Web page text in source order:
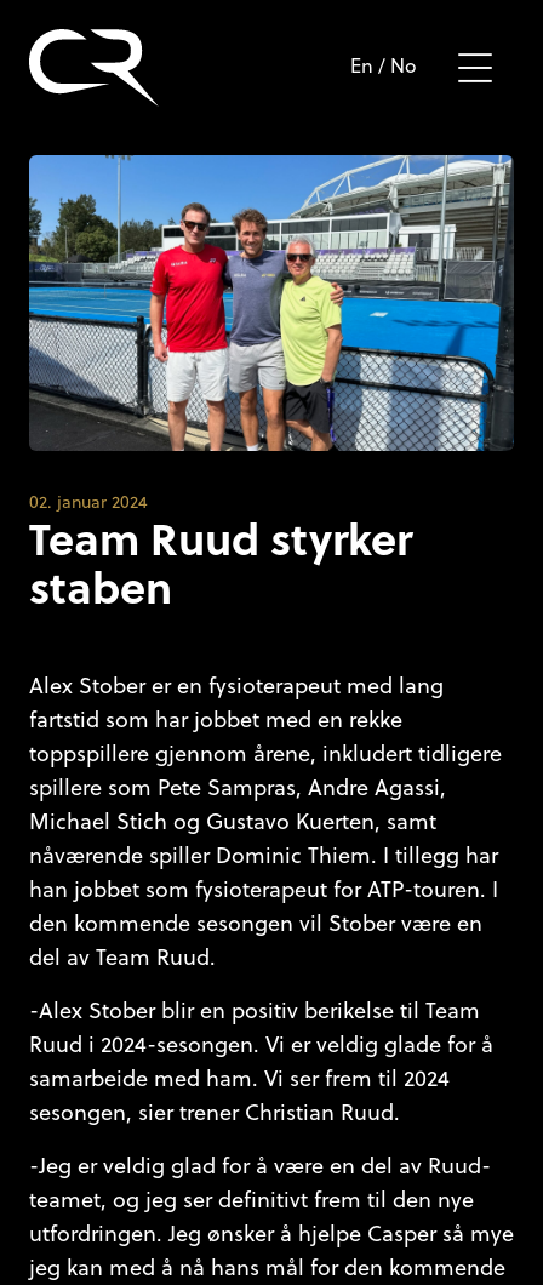
En / No
02. januar 2024
Team Ruud styrker
staben
Alex Stober er en fysioterapeut med lang
fartstid som har jobbet med en rekke
toppspillere gjennom årene, inkludert tidligere
spillere som Pete Sampras, Andre Agassi,
Michael Stich og Gustavo Kuerten, samt
nåværende spiller Dominic Thiem. I tillegg har
han jobbet som fysioterapeut for ATP-touren. I
den kommende sesongen vil Stober være en
del av Team Ruud.
-Alex Stober blir en positiv berikelse til Team
Ruud i 2024-sesongen. Vi er veldig glade for å
samarbeide med ham. Vi ser frem til 2024
sesongen, sier trener Christian Ruud.
-Jeg er veldig glad for å være en del av Ruud-
teamet, og jeg ser definitivt frem til den nye
utfordringen. Jeg ønsker å hjelpe Casper så mye
jeg kan med å nå hans mål for den kommende